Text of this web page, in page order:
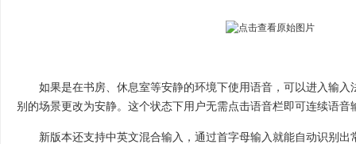
如果是在书房、休息室等安静的环境下使用语音，可以进入输入
别的场景更改为安静。这个状态下用户无需点击语音栏即可连续语
新版本还支持中英文混合输入，通过首字母输入就能自动识别出